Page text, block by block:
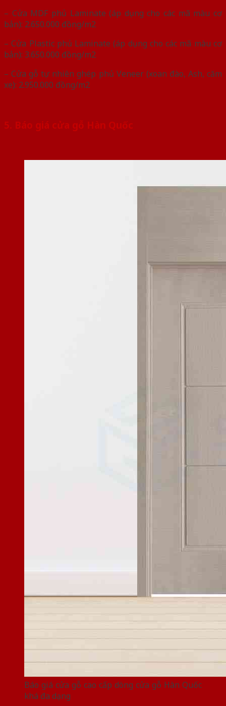
– Cửa MDF phủ Laminate (áp dụng cho các mã màu cơ
bản): 2.650.000 đồng/m2
– Cửa Plastic phủ Laminate (áp dụng cho các mã màu cơ
bản): 3.650.000 đồng/m2
– Cửa gỗ tự nhiên ghép phủ Veneer (xoan đào, Ash, căm
xe): 2.950.000 đồng/m2
5. Báo giá cửa gỗ Hàn Quốc
Báo giá cửa gỗ cao cấp dòng cửa gỗ Hàn Quốc
khá đa dạng